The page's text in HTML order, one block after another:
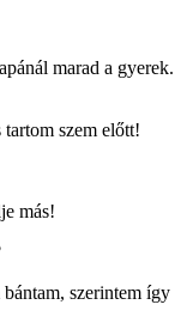
marad a gyerek.
szem előtt!
más!
szerintem így